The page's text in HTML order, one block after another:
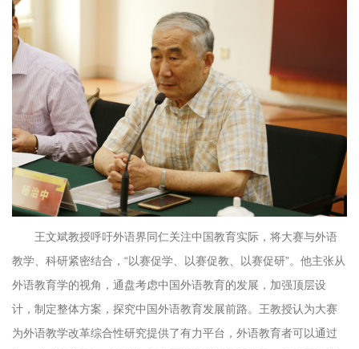
王文斌教授呼吁外语界同仁关注中国教育实际，将大赛与外语
教学、科研紧密结合，“以赛促学、以赛促教、以赛促研”。他主张从
外语教育学的视角，通盘考虑中国外语教育的发展，加强顶层设
计，制定整体方案，探究中国外语教育发展前路。王教授认为大赛
为外语教学改革综合性研究提供了有力平台，外语教育者可以通过